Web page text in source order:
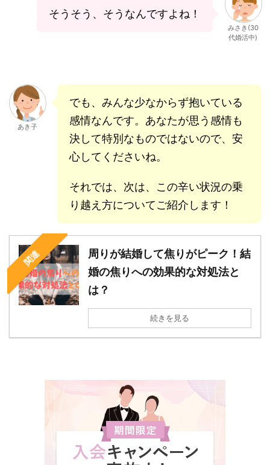
そうそう、そうなんですよね！
みさき(30
代婚活中)
あき子
でも、みんな少なからず抱いている
感情なんです。あなたが思う感情も
決して特別なものではないので、安
心してくださいね。
それでは、次は、この辛い状況の乗
り越え方についてご紹介します！
関連
周りが結婚して焦りがピーク！結
婚の焦りへの効果的な対処法と
は？
続きを見る